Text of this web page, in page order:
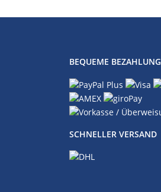
BEQUEME BEZAHLUNG
SCHNELLER VERSAND